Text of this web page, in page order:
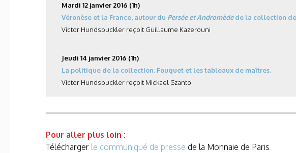
Mardi 12 janvier 2016 (1h)
Véronèse et la France, autour du Persée et Andromèdede la collection
Victor Hundsbuckler reçoit Guillaume Kazerouni
Jeudi 14 janvier 2016 (1h)
La politique de la collection. Fouquet et les tableaux de maîtres.
Victor Hundsbuckler reçoit Mickael Szanto
Pour aller plus loin :
Télécharger le communiqué de presse de la Monnaie de Paris